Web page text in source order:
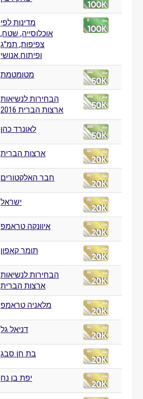
מדינות לפי
אוכלוסייה, שטח,
צפיפות, תמ"ג
ופיתוח אנושי
מטומטמת
הבחירות לנשיאות
ארצות הברית 2016
לאונרד כהן
ארצות הברית
חבר האלקטורים
ישראל
איוונקה טראמפ
תומר קאפון
הבחירות לנשיאות
ארצות הברית
מלאניה טראמפ
דניאל גל
בת חן סבג
יפת בן נח